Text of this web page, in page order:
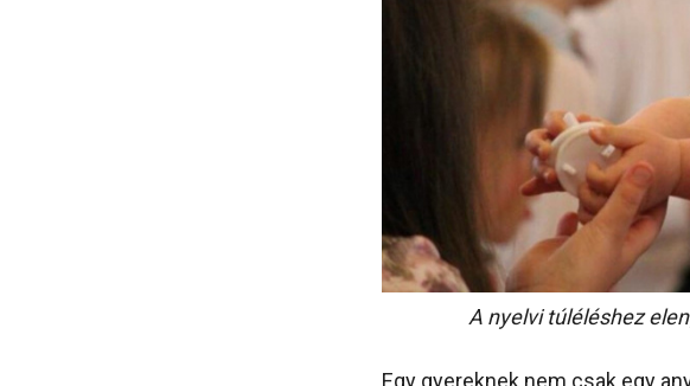
A nyelvi túléléshez
Egy gyereknek nem csak egy